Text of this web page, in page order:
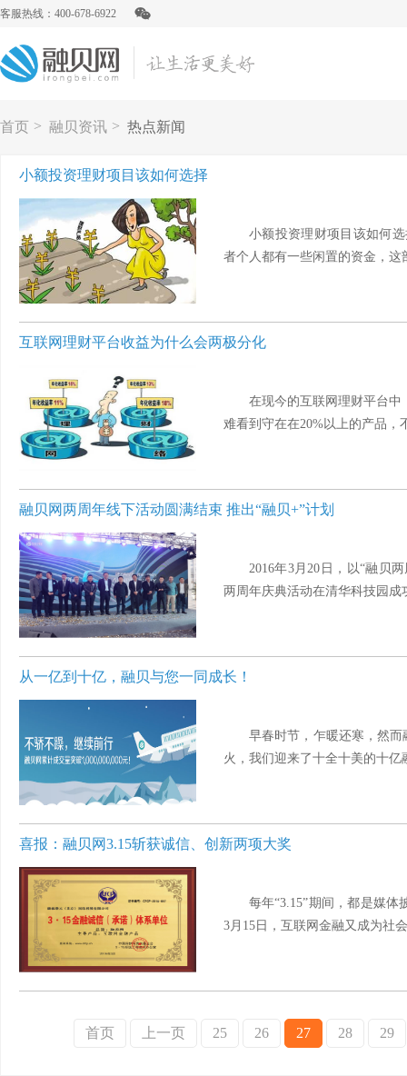
客服热线：400-678-6922
首页 > 融贝资讯 > 热点新闻
小额投资理财项目该如何选择
小额投资理财项目该如何
者个人都有一些闲置的资金，这
互联网理财平台收益为什么会两极分化
在现今的互联网理财平台
难看到守在在20%以上的产品，
融贝网两周年线下活动圆满结束 推出“融贝+”计划
2016年3月20日，以“融贝
两周年庆典活动在清华科技园成
从一亿到十亿，融贝与您一同成长！
早春时节，乍暖还寒，然而
火，我们迎来了十全十美的十亿
喜报：融贝网3.15斩获诚信、创新两项大奖
每年“3.15”期间，都是媒体
3月15日，互联网金融又成为社
首页 上一页 25 26 27 28 29